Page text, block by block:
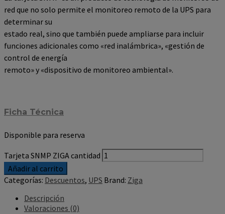
red que no solo permite el monitoreo remoto de la UPS para
determinar su
estado real, sino que también puede ampliarse para incluir
funciones adicionales como «red inalámbrica», «gestión de
control de energía
remoto» y «dispositivo de monitoreo ambiental».
Ficha Técnica
Disponible para reserva
Tarjeta SNMP ZIGA cantidad
Añadir al carrito
Categorías: Descuentos, UPS Brand: Ziga
Descripción
Valoraciones (0)